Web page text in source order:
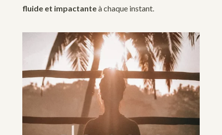
fluide et impactanteà chaque instant.